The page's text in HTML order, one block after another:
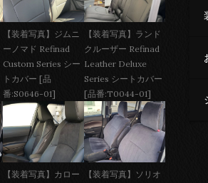
【装着写真】ジムニ
ーノマド Refinad
Custom Series シー
トカバー [品
番:S0646-01]
【装着写真】ランド
クルーザー Refinad
Leather Deluxe
Series シートカバー
[品番:T0044-01]
【装着写真】カロー
【装着写真】ソリオ